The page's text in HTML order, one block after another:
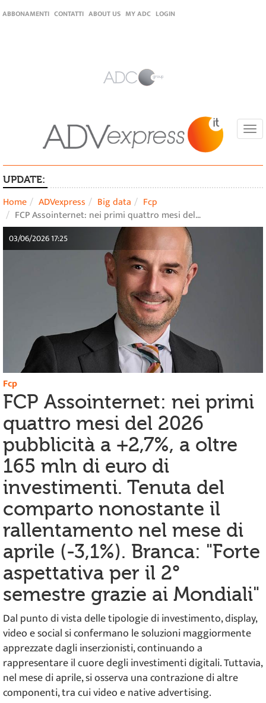
ABBONAMENTI CONTATTI ABOUT US MY ADC LOGIN
UPDATE:
Home ADVexpress Big data
Fcp
FCP Assointernet: nei primi quattro mesi del…
03/06/2026 17:25
Fcp
FCP Assointernet: nei primi
quattro mesi del 2026
pubblicità a +2,7%, a oltre
165 mln di euro di
investimenti. Tenuta del
comparto nonostante il
rallentamento nel mese di
aprile (-3,1%). Branca: "Forte
aspettativa per il 2°
semestre grazie ai Mondiali"
Dal punto di vista delle tipologie di investimento, display,
video e social si confermano le soluzioni maggiormente
apprezzate dagli inserzionisti, continuando a
rappresentare il cuore degli investimenti digitali. Tuttavia,
nel mese di aprile, si osserva una contrazione di altre
componenti, tra cui video e native advertising.